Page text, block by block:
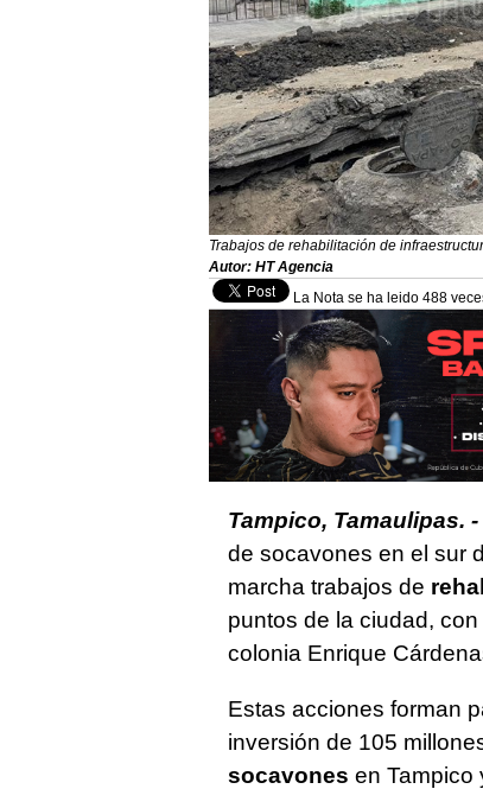
Trabajos de rehabilitación de
Autor: HT Agencia
La Nota se ha leido 488
Tampico, Tamaulipas. -
de socavones en el sur
marcha trabajos de
puntos de la ciudad,
colonia Enrique
Estas acciones forman
inversión de 105
socavones en Tampico